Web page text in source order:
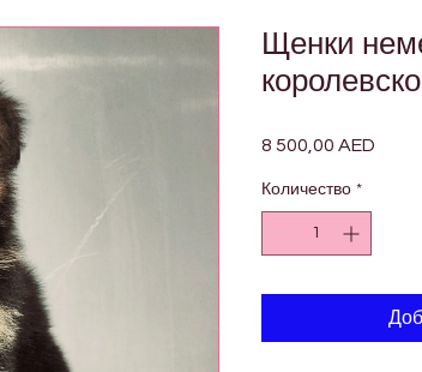
Щенки
8 500,00 AED
Количество *